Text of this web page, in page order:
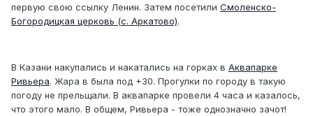
первую свою ссылку Ленин. Затем посетили Смоленско-
Богородицкая церковь (с. Аркатово).
В Казани накупались и накатались на горках в Аквапарке
Ривьера. Жара в была под +30. Прогулки по городу в такую
погоду не прельщали. В аквапарке провели 4 часа и казалось,
что этого мало. В общем, Ривьера - тоже однозначно зачот!